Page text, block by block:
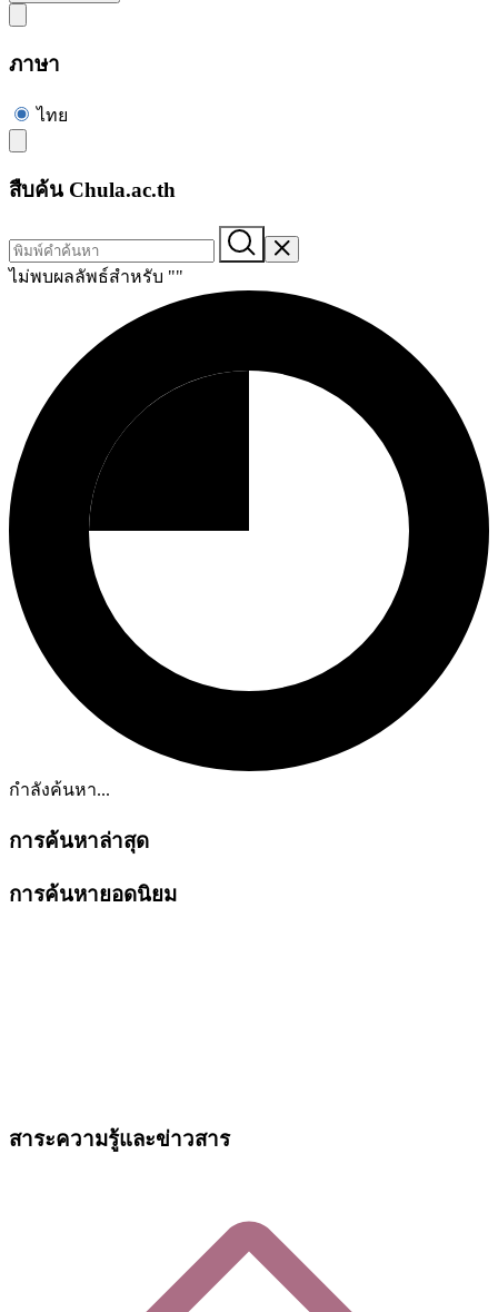
ภาษา
ไทย
สืบค้น Chula.ac.th
ไม่พบผลลัพธ์สำหรับ ""
กำลังค้นหา...
การค้นหาล่าสุด
การค้นหายอดนิยม
สาระความรู้และข่าวสาร